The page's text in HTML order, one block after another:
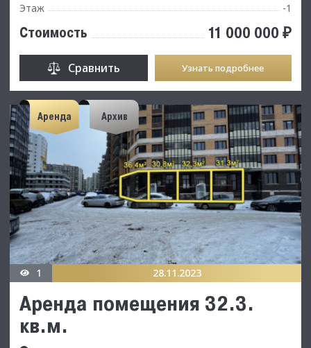
Этаж -1
Стоимость 11 000 000 ₽
Сравнить Узнать подробнее
Аренда Архив
1 28.11.2023
Аренда помещения 32.3.
кв.м.